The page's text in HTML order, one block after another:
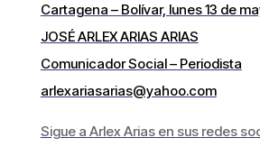
Cartagena – Bolívar, lunes 13 de
JOSÉ ARLEX ARIAS ARIAS
Comunicador Social – Periodista
arlexariasarias@yahoo.com
Sigue a Arlex Arias en sus redes